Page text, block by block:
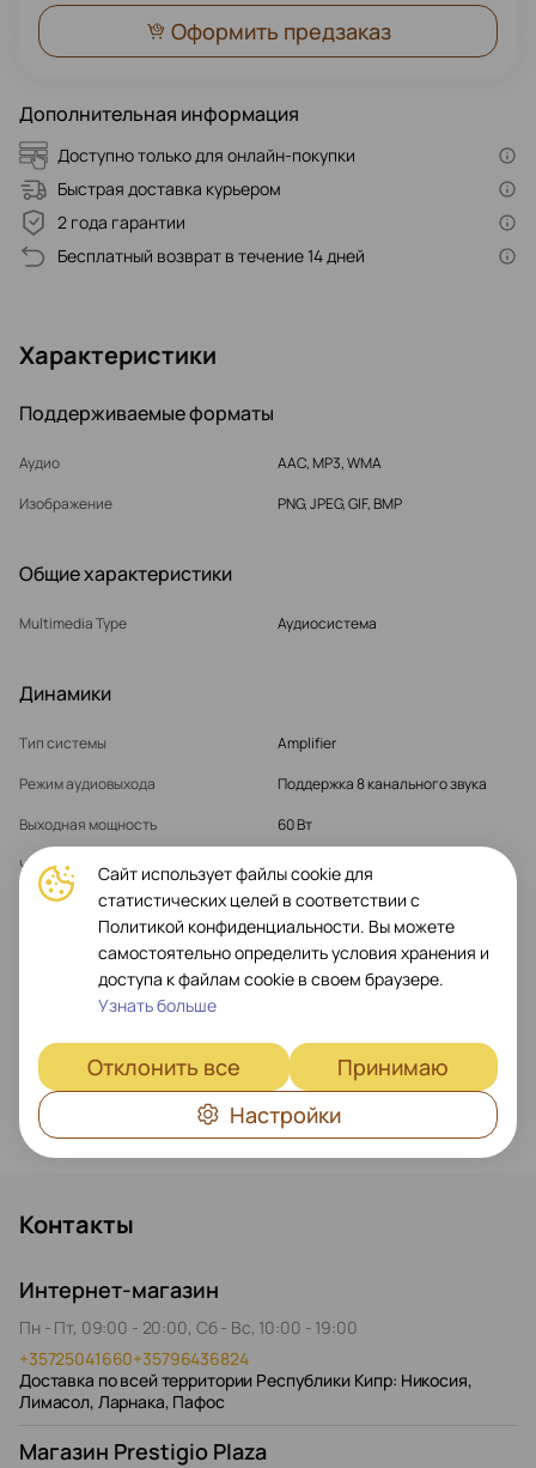
Оформить предзаказ
Дополнительная информация
Доступно только для онлайн-покупки
Быстрая доставка курьером
2 года гарантии
Бесплатный возврат в течение 14 дней
Характеристики
Поддерживаемые форматы
Аудио
AAC, MP3, WMA
Изображение
PNG, JPEG, GIF, BMP
Общие характеристики
Multimedia Type Аудиосистема
Динамики
Тип системы
Amplifier
Режим аудиовыхода
Поддержка 8 канального звука
Выходная мощность
60 Вт
Частотная характеристика
20Гц-20кГц
Коэффициент гармонических
0.05 %
Показать больше
Контакты
Интернет-магазин
Пн - Пт, 09:00 - 20:00, Сб - Вс, 10:00 - 19:00
+35725041660+35796436824
Доставка по всей территории Республики Кипр: Никосия,
Лимасол, Ларнака, Пафос
Магазин Prestigio Plaza
Сайт использует файлы cookie для
статистических целей в соответствии с
Политикой конфиденциальности. Вы можете
самостоятельно определить условия хранения и
доступа к файлам cookie в своем браузере.
Узнать больше
Отклонить все
Принимаю
Настройки